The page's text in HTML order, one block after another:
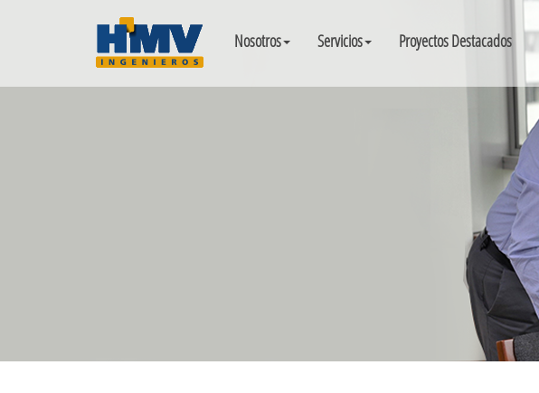
Nosotros Servicios Proyectos Destacados